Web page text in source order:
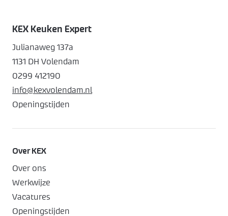
Over KEX
Over ons
Werkwijze
Vacatures
Openingstijden
KEX Keuken Expert
Julianaweg 137a
1131 DH Volendam
0299 412190
info@kexvolendam.nl
Openingstijden